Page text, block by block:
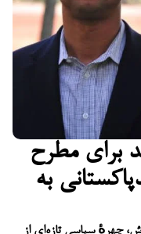
برای مطرح
به
چهرهٔ سیاسی تازه‌ای از